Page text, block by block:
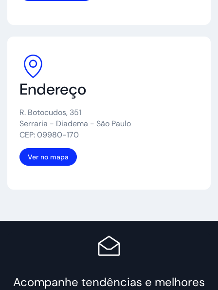
Endereço
R. Botocudos, 351
Serraria - Diadema - São Paulo
CEP: 09980-170
Ver no mapa
Acompanhe tendências e melhores